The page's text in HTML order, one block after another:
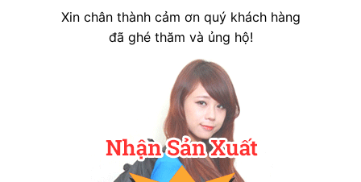
Xin chân thành cảm ơn quý khách hàng
đã ghé thăm và ủng hộ!